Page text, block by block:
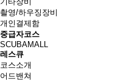
촬영/하우징장비
개인결제함
중급자코스
SCUBAMALL
레스큐
코스소개
어드밴쳐